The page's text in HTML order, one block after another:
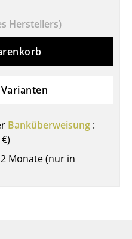
Herstellers)
Banküberweisung :
)
Monate (nur in